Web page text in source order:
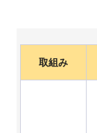
取組み